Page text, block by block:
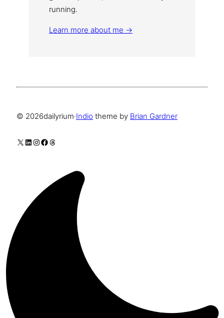
running.
Learn more about me →
© 2026dailyrium·Indio theme by Brian Gardner
X LinkedIn
Instagram
Facebook
Threads